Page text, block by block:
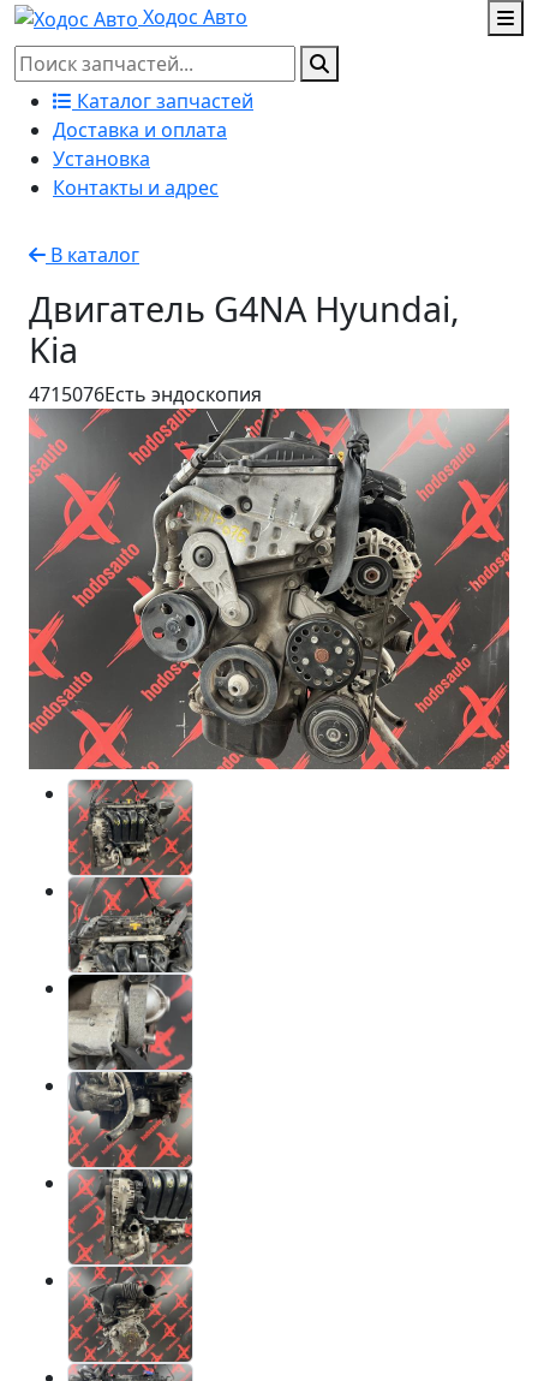
Ходос Авто
Каталог запчастей
Доставка и оплата
Установка
Контакты и адрес
В каталог
Двигатель G4NA Hyundai,
Kia
4715076Есть эндоскопия